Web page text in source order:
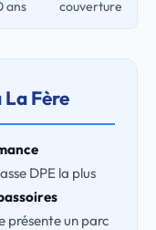
ans couverture
Fère
DPE la plus
présente un parc